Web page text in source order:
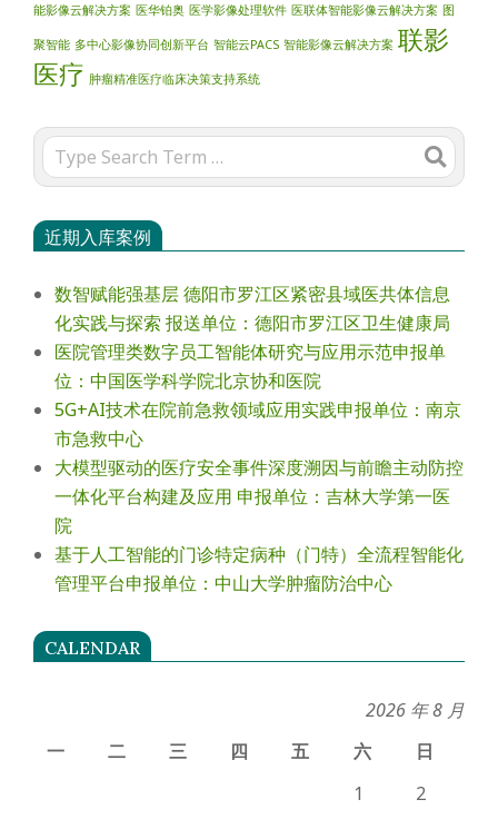
能影像云解决方案 医华铂奥 医学影像处理软件 医联体智能影像云解决方案 图
聚智能 多中心影像协同创新平台 智能云PACS 智能影像云解决方案 联影
医疗 肿瘤精准医疗临床决策支持系统
Search
近期入库案例
数智赋能强基层 德阳市罗江区紧密县域医共体信息
化实践与探索 报送单位：德阳市罗江区卫生健康局
医院管理类数字员工智能体研究与应用示范申报单
位：中国医学科学院北京协和医院
5G+AI技术在院前急救领域应用实践申报单位：南京
市急救中心
大模型驱动的医疗安全事件深度溯因与前瞻主动防控
一体化平台构建及应用 申报单位：吉林大学第一医
院
基于人工智能的门诊特定病种（门特）全流程智能化
管理平台申报单位：中山大学肿瘤防治中心
CALENDAR
2026 年 8 月
一
二 三 四 五 六
日
1
2